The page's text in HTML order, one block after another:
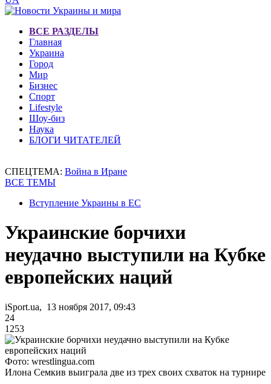
ВСЕ РАЗДЕЛЫ
Главная
Украина
Город
Мир
Бизнес
Спорт
Lifestyle
Шоу-биз
Наука
БЛОГИ ЧИТАТЕЛЕЙ
СПЕЦТЕМА: Война в Иране
ВСЕ ТЕМЫ
Вступление Украины в ЕС
Украинские борчихи
неудачно выступили на Кубке
европейских наций
iSport.ua, 13 ноября 2017, 09:43
24
1253
Фото: wrestlingua.com
Илона Семкив выиграла две из трех своих схваток на турнире